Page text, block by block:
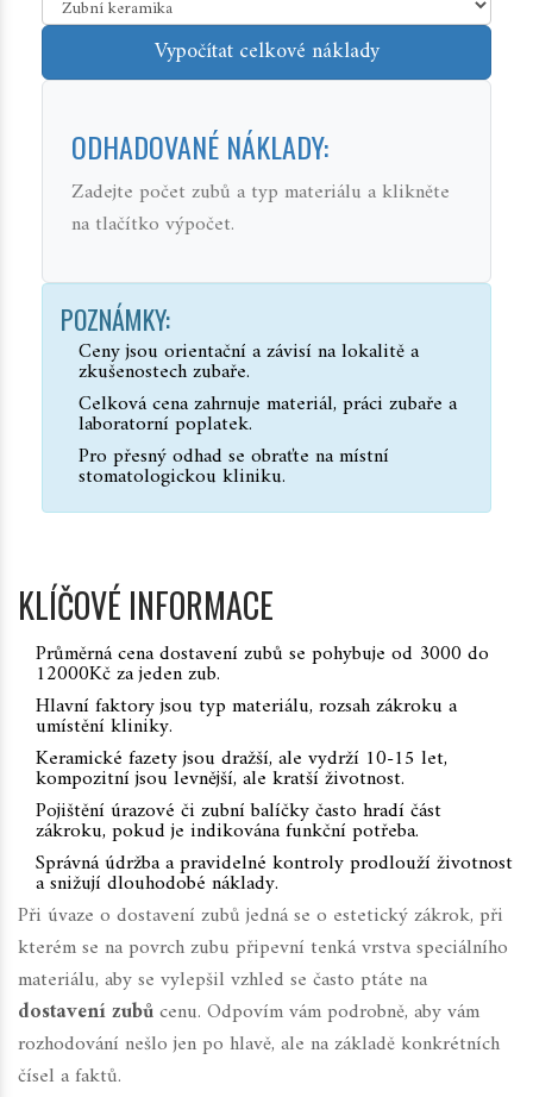
Vypočítat celkové náklady
ODHADOVANÉ NÁKLADY:
Zadejte počet zubů a typ materiálu a klikněte
na tlačítko výpočet.
POZNÁMKY:
Ceny jsou orientační a závisí na lokalitě a
zkušenostech zubaře.
Celková cena zahrnuje materiál, práci zubaře a
laboratorní poplatek.
Pro přesný odhad se obraťte na místní
stomatologickou kliniku.
KLÍČOVÉ INFORMACE
Průměrná cena dostavení zubů se pohybuje od 3000 do
12000Kč za jeden zub.
Hlavní faktory jsou typ materiálu, rozsah zákroku a
umístění kliniky.
Keramické fazety jsou dražší, ale vydrží 10-15 let,
kompozitní jsou levnější, ale kratší životnost.
Pojištění úrazové či zubní balíčky často hradí část
zákroku, pokud je indikována funkční potřeba.
Správná údržba a pravidelné kontroly prodlouží životnost
a snižují dlouhodobé náklady.
Při úvaze o dostavení zubů jedná se o estetický zákrok, při
kterém se na povrch zubu připevní tenká vrstva speciálního
materiálu, aby se vylepšil vzhled se často ptáte na
dostavení zubůcenu. Odpovím vám podrobně, aby vám
rozhodování nešlo jen po hlavě, ale na základě konkrétních
čísel a faktů.